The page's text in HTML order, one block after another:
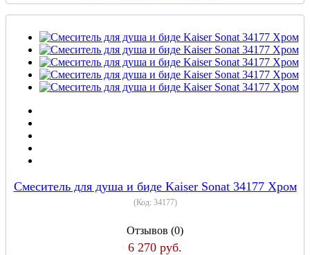
Смеситель для душа и биде Kaiser Sonat 34177 Хром
(Код: 34177)
Отзывов (0)
6 270 руб.